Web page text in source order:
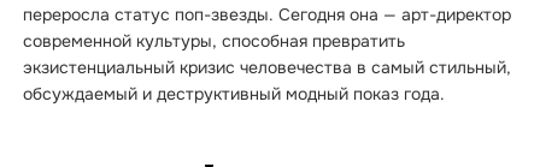
переросла статус поп-звезды. Сегодня она — арт-директор
современной культуры, способная превратить
экзистенциальный кризис человечества в самый стильный,
обсуждаемый и деструктивный модный показ года.